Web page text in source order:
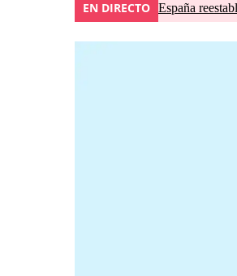
EN DIRECTO España